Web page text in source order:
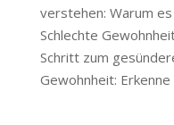
verstehen: Warum
Schlechte
Schritt zum
Gewohnheit: Erkenne